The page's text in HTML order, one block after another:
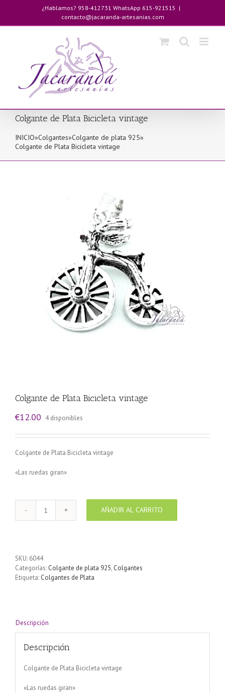
contenido
¿Hablamos? 958-412731 WhatsApp 615-921515 |
contacto@jacaranda-artesanias.com
Colgante de Plata Bicicleta vintage
INICIO»Colgantes»Colgante de plata 925»
Colgante de Plata Bicicleta vintage
Colgante de Plata Bicicleta vintage
€12.00 4 disponibles
Colgante de Plata Bicicleta vintage
«Las ruedas giran»
Colgante
de
AÑADIR AL CARRITO
SKU: 6044
Categorías: Colgante de plata 925, Colgantes
Etiqueta: Colgantes de Plata
Descripción
Descripción
Colgante de Plata Bicicleta vintage
«Las ruedas giran»